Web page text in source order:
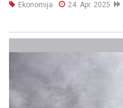
Ekonomija 24. Apr. 2025